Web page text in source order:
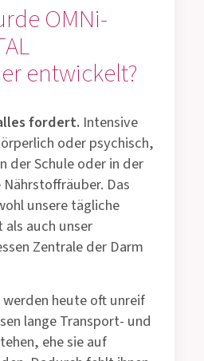
OMNi-
entwickelt?
fordert. Intensive
oder psychisch,
der Schule oder in der
Das
unsere tägliche
auch unser
Zentrale der Darm
heute oft unreif
lange Transport- und
ehe sie auf